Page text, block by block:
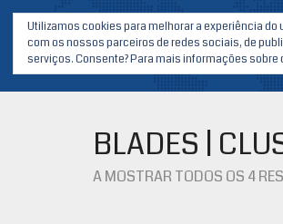
BLADES |
A MOSTRAR TODOS OS 4
Utilizamos cookies para melhorar a experiência
com os nossos parceiros de redes sociais, de
serviços. Consente? Para mais informações